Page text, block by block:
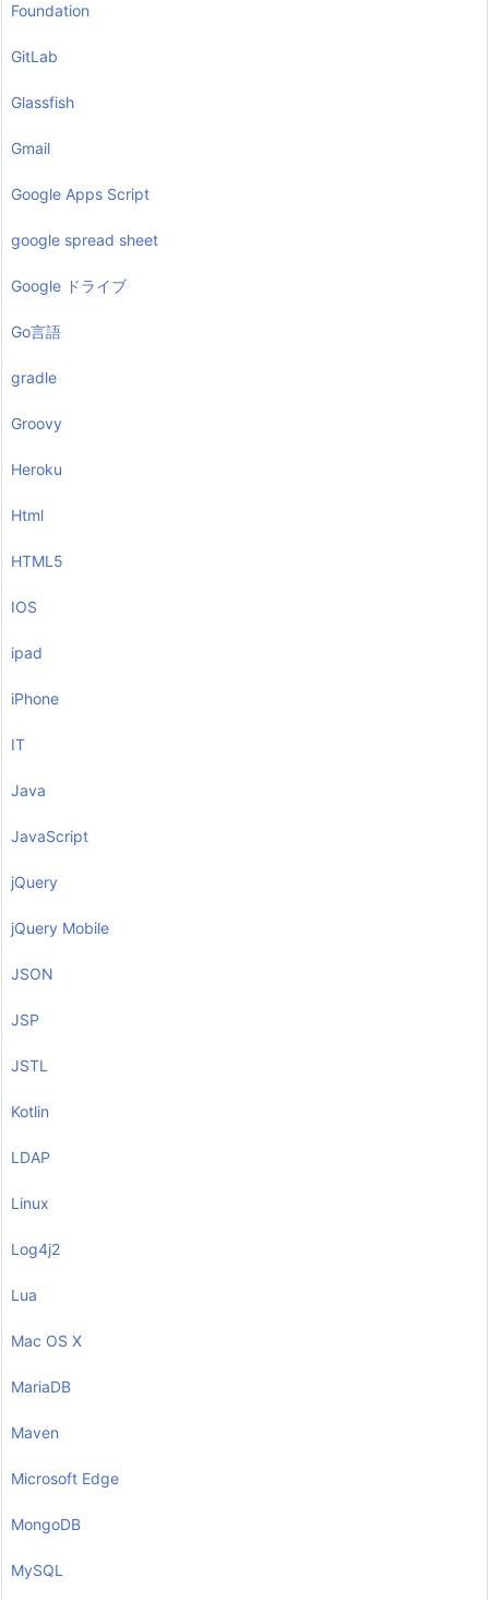
Foundation
GitLab
Glassfish
Gmail
Google Apps Script
google spread sheet
Google ドライブ
Go言語
gradle
Groovy
Heroku
Html
HTML5
IOS
ipad
iPhone
IT
Java
JavaScript
jQuery
jQuery Mobile
JSON
JSP
JSTL
Kotlin
LDAP
Linux
Log4j2
Lua
Mac OS X
MariaDB
Maven
Microsoft Edge
MongoDB
MySQL